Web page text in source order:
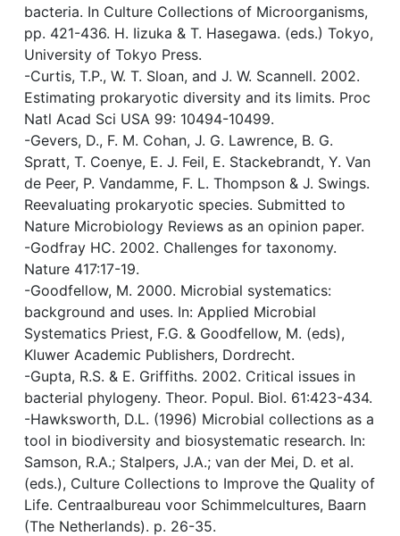
bacteria. In Culture Collections of Microorganisms,
pp. 421-436. H. Iizuka & T. Hasegawa. (eds.) Tokyo,
University of Tokyo Press.
-Curtis, T.P., W. T. Sloan, and J. W. Scannell. 2002.
Estimating prokaryotic diversity and its limits. Proc
Natl Acad Sci USA 99: 10494-10499.
-Gevers, D., F. M. Cohan, J. G. Lawrence, B. G.
Spratt, T. Coenye, E. J. Feil, E. Stackebrandt, Y. Van
de Peer, P. Vandamme, F. L. Thompson & J. Swings.
Reevaluating prokaryotic species. Submitted to
Nature Microbiology Reviews as an opinion paper.
-Godfray HC. 2002. Challenges for taxonomy.
Nature 417:17-19.
-Goodfellow, M. 2000. Microbial systematics:
background and uses. In: Applied Microbial
Systematics Priest, F.G. & Goodfellow, M. (eds),
Kluwer Academic Publishers, Dordrecht.
-Gupta, R.S. & E. Griffiths. 2002. Critical issues in
bacterial phylogeny. Theor. Popul. Biol. 61:423-434.
-Hawksworth, D.L. (1996) Microbial collections as a
tool in biodiversity and biosystematic research. In:
Samson, R.A.; Stalpers, J.A.; van der Mei, D. et al.
(eds.), Culture Collections to Improve the Quality of
Life. Centraalbureau voor Schimmelcultures, Baarn
(The Netherlands). p. 26-35.